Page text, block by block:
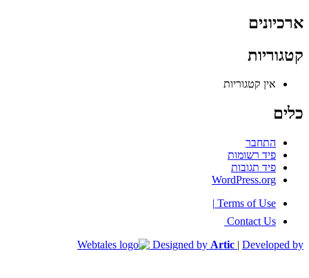
ארכיונים
קטגוריות
אין קטגוריות
כלים
התחבר
פיד רשומות
פיד תגובות
WordPress.org
Terms of Use
|
Contact Us
Designed by Artic | Developed by